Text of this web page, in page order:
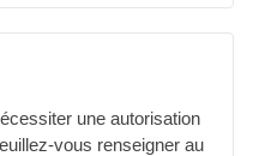
une autorisation
vous renseigner au